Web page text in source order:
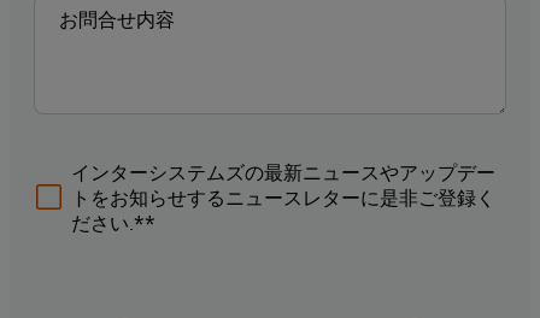
インターシステムズの最新ニュースやアップデー
トをお知らせするニュースレターに是非ご登録く
ださい.**